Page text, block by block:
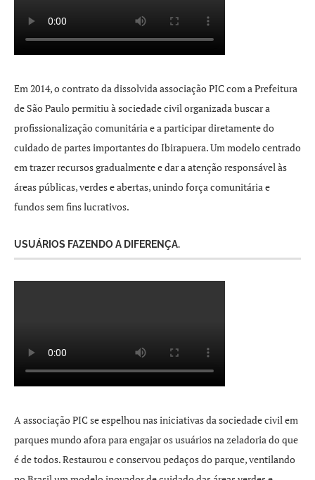
Em 2014, o contrato da dissolvida associação PIC com a Prefeitura
de São Paulo permitiu à sociedade civil organizada buscar a
profissionalização comunitária e a participar diretamente do
cuidado de partes importantes do Ibirapuera. Um modelo centrado
em trazer recursos gradualmente e dar a atenção responsável às
áreas públicas, verdes e abertas, unindo força comunitária e
fundos sem fins lucrativos.
USUÁRIOS FAZENDO A DIFERENÇA.
A associação PIC se espelhou nas iniciativas da sociedade civil em
parques mundo afora para engajar os usuários na zeladoria do que
é de todos. Restaurou e conservou pedaços do parque, ventilando